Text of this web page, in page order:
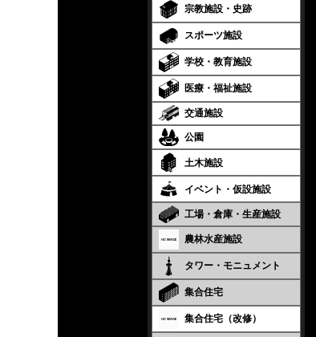
宗教施設・史跡
スポーツ施設
学校・教育施設
医療・福祉施設
交通施設
公園
土木施設
イベント・仮設施設
工場・倉庫・生産施設
農林水産施設
タワー・モニュメント
集合住宅
集合住宅（改修）